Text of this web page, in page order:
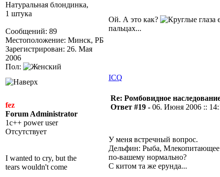
Натуральная блондинка,
1 штука
Сообщений: 89
Местоположение: Минск, РБ
Зарегистрирован: 26. Мая
2006
Пол:
Ой. А это как?
пальцах...
ICQ
fez
Forum Administrator
1c++ power user
Отсутствует
I wanted to cry, but the
tears wouldn't come
Re: Ромбовидное
Ответ #19 - 06. Июня 2006 ::
У меня встречный вопрос.
Дельфин: Рыба, Млекопитающее
по-вашему нормально?
С китом та же ерунда...